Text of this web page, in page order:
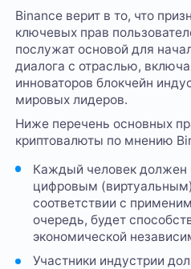
Binance верит в то, что
ключевых прав
послужат основой для
диалога с отраслью,
инноваторов блокчейн
мировых лидеров.
Ниже перечень основных
криптовалюты по мнению
Каждый человек должен
цифровым
соответствии с
очередь, будет
экономической
Участники индустрии